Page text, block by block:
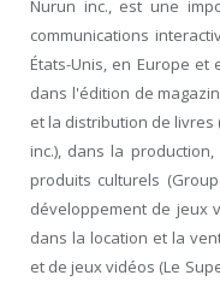
Nurun inc., est une
communications
États-Unis, en Europe et
dans l'édition de
et la distribution de livres
inc.), dans la
produits culturels
développement de jeux
dans la location et la
et de jeux vidéos (Le